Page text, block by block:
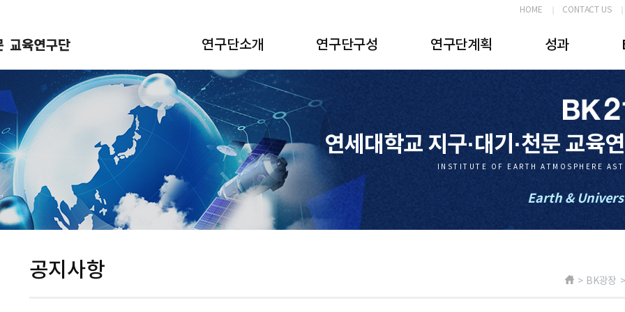
HOME CONTACT US
연구단소개 연구단구성 연구단계획 성과
연세대학교 지구·대기·천문 교육
INSTITUTE OF EARTH ATMOSPHERE
Earth &
공지사항 > BK광장